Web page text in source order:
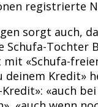
registrierte
sorgt auch,
Schufa-Tochter
«Schufa-
deinem Kredit»
«auch